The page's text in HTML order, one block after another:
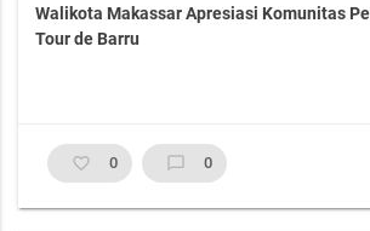
Walikota Makassar Apresiasi Komunitas
Tour de Barru
favorite_border 0 chat_bubble_outline 0